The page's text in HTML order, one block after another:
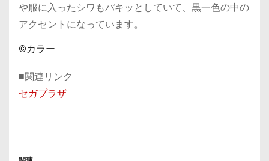
や服に入ったシワもパキッとしていて、黒一色の中の
アクセントになっています。
©カラー
■関連リンク
セガプラザ